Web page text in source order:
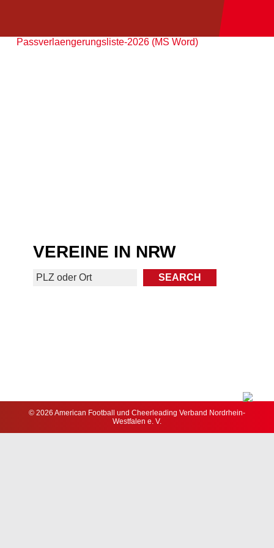
Passverlaengerungsliste-2026 (MS Word)
VEREINE IN NRW
© 2026 American Football und Cheerleading Verband Nordrhein-
Westfalen e. V.